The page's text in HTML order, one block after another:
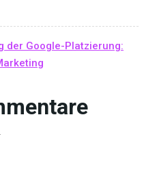
der Google-Platzierung: